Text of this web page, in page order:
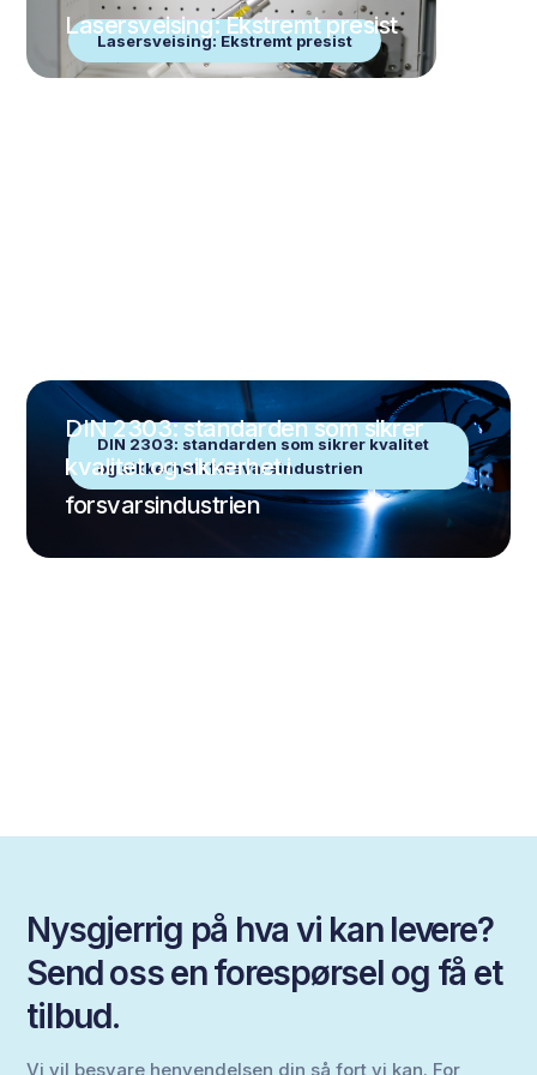
Lasersveising: Ekstremt presist
Lasersveising: Ekstremt presist
DIN 2303: standarden som sikrer kvalitet
og sikkerhet i forsvarsindustrien
DIN 2303: standarden som sikrer
kvalitet og sikkerhet i
forsvarsindustrien
Nysgjerrig på hva vi kan levere?
Send oss en forespørsel og få et
tilbud.
Vi vil besvare henvendelsen din så fort vi kan. For